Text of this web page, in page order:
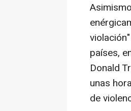
países,
Donald
unas
de